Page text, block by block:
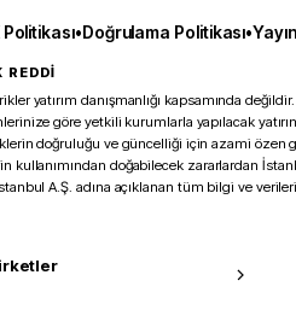
•Doğrulama Politikası•
REDDİ
yatırım danışmanlığı kapsamında değildir.
göre yetkili kurumlarla yapılacak
doğruluğu ve güncelliği için azami özen
kullanımından doğabilecek zararlardan
A.Ş. adına açıklanan tüm bilgi ve